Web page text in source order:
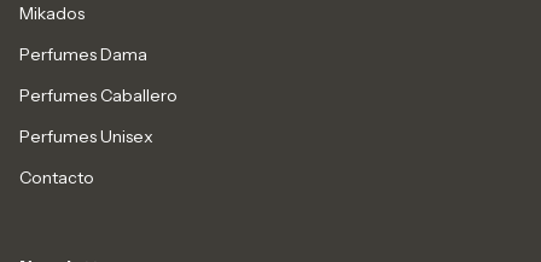
Mikados
Perfumes Dama
Perfumes Caballero
Perfumes Unisex
Contacto